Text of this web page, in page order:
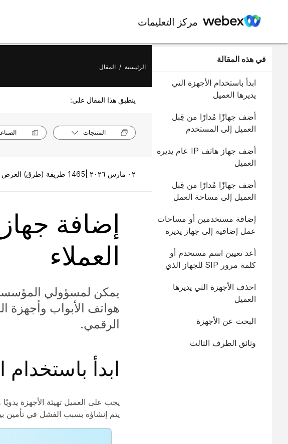
مركز التعليمات
في هذه المقالة
ابدأ باستخدام الأجهزة التي
يديرها العميل
أضف جهازًا مُدارًا من قِبل
العميل إلى المستخدم
أضف جهاز هاتف IP عام يديره
العميل
أضف جهازًا مُدارًا من قِبل
العميل إلى مساحة العمل
إضافة مستخدمين أو مساحات
عمل إضافية إلى جهاز يديره
أعد تعيين اسم مستخدم أو
كلمة مرور SIP للجهاز الذي
احذف الأجهزة التي يديرها
العميل
البحث عن الأجهزة
وثائق الطرف الثالث
الرئيسية / المقال
ينطبق هذا المقال على:
المنتجات
٠٢ مارس ٢٠٢٦ | 1465 طريقة (طرق) العرض |
إضافة
العملاء
الرقمي.
ابدأ باستخدام
يتم إنشاؤه بسبب الفشل في تأمين